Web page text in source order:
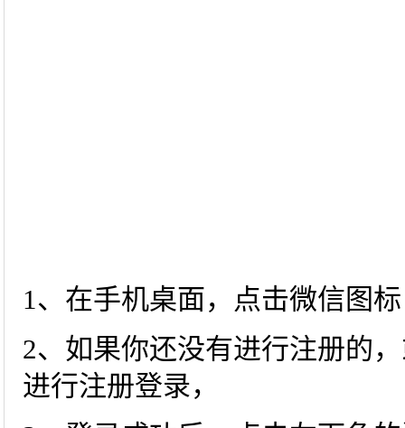
1、在手机桌面，点击微信图
2、如果你还没有进行注册的
进行注册登录，